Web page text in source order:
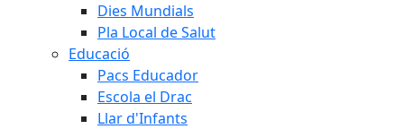
Dies Mundials
Pla Local de Salut
Educació
Pacs Educador
Escola el Drac
Llar d'Infants